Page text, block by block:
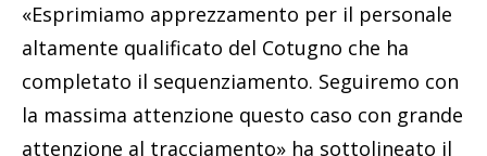
«Esprimiamo apprezzamento per il personale
altamente qualificato del Cotugno che ha
completato il sequenziamento. Seguiremo con
la massima attenzione questo caso con grande
attenzione al tracciamento» ha sottolineato il